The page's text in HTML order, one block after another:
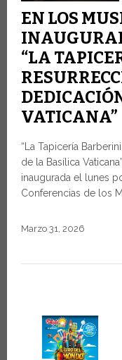
EN LOS
“LA
VATICANA”
“La Tapicería
de la Basílica
inaugurada el lunes
Conferencias de los
Marzo 31, 2026